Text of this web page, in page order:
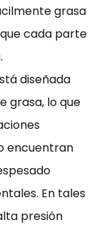
grasa
cada parte
diseñada
grasa, lo que
encuentran
En tales
presión